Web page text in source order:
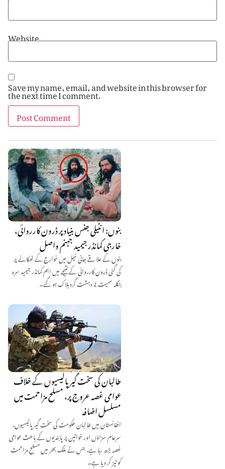
بنوں: انٹیلی جنس بنیاد پر ڈرون کارروائی،
خارجی کمانڈر جیمید جہنم واصل
بنوں کے علاقے جانی خیل میں خوارج کے ٹھکانے پر
کی گئی ڈرون کارروائی کے نتیجے میں اہم کمانڈر جیمید سرہ
بنگلہ سمیت 2 دہشت گرد ہلاک ہو گئے۔
طالبان کی سخت گیر پالیسیوں کے خلاف
عوامی غصہ عروج پر، مسلح مزاحمت میں
مسلسل اضافہ
افغانستان میں طالبان حکومت کی سخت گیر پالیسیوں،
سرعام سزاؤں اور خواتین پر پابندیوں کے باعث عوامی
غصہ بڑھ رہا ہے، جس نے ملک بھر میں مسلح مزاحمت
کو تیز کر دیا ہے۔
Website
Save my name, email, and website in this browser for
the next time I comment.